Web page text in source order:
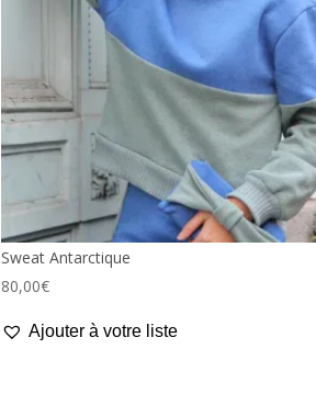
Sweat Antarctique
80,00€
Ajouter à votre liste